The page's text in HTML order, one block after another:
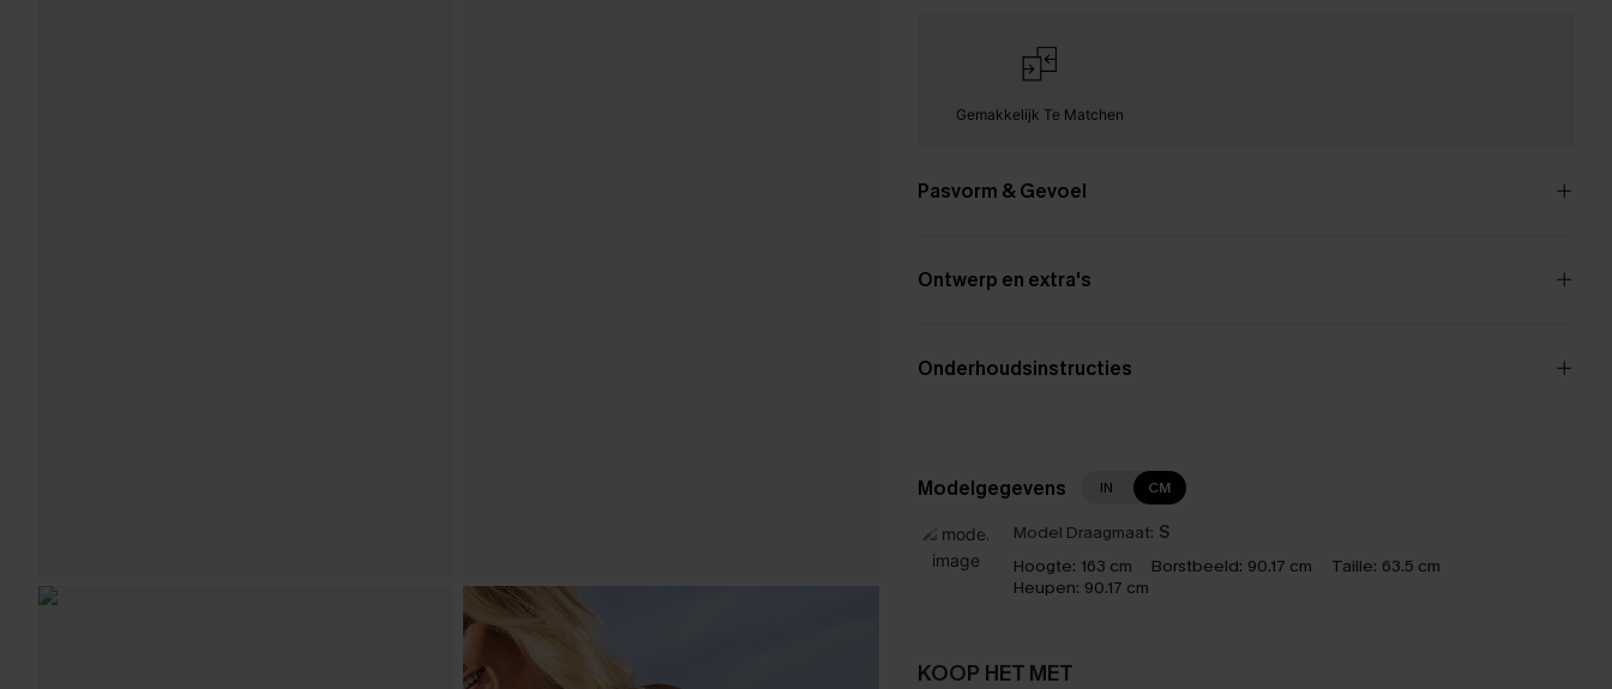
Gemakkelijk Te Matchen
Pasvorm & Gevoel
Ontwerp en extra's
Onderhoudsinstructies
Modelgegevens IN CM
Model Draagmaat: S
Hoogte: 163 cm Borstbeeld: 90.17 cm Taille: 63.5 cm
Heupen: 90.17 cm
KOOP HET MET